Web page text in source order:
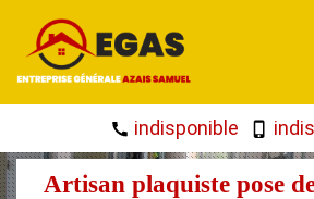
indisponible
Artisan plaquiste pose